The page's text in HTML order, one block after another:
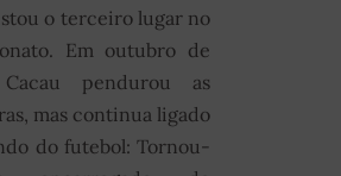
o terceiro lugar no
Em outubro de
Cacau pendurou as
mas continua ligado
do futebol: Tornou-